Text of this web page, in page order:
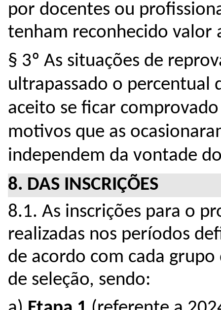
por docentes ou
tenham reconhecido valor
§ 3º As situações de
ultrapassado o percentual
aceito se ficar
motivos que as
independem da vontade
8. DAS INSCRIÇÕES
8.1. As inscrições para o
realizadas nos períodos
de acordo com cada
de seleção, sendo: